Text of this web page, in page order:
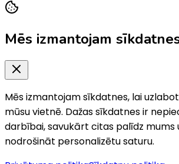
Mēs izmantojam
Mēs izmantojam sīkdatnes, lai
mūsu vietnē. Dažas sīkdatnes ir
darbībai, savukārt citas palīdz mums
nodrošināt personalizētu saturu.